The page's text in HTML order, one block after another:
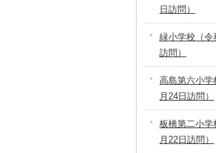
日訪問）
緑小学校（令
訪問）
高島第六小学
月24日訪問）
板橋第二小学
月22日訪問）